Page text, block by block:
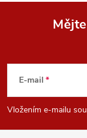
p
E-mail
Vložením e-mailu